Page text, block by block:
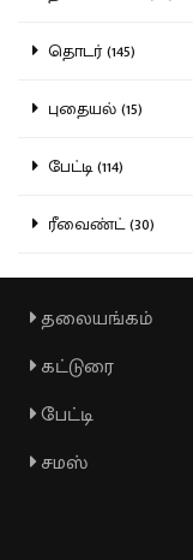
தொடர் (145)
புதையல் (15)
பேட்டி (114)
ரீவைண்ட் (30)
தலையங்கம்
கட்டுரை
பேட்டி
சமஸ்